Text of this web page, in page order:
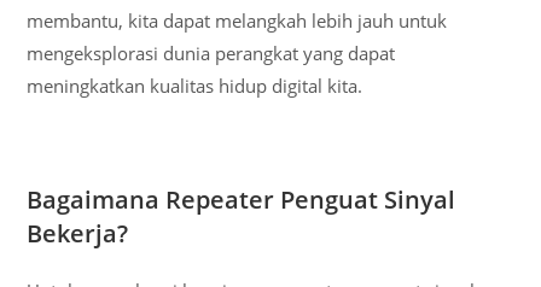
membantu, kita dapat melangkah lebih jauh untuk
mengeksplorasi dunia perangkat yang dapat
meningkatkan kualitas hidup digital kita.
Bagaimana Repeater Penguat Sinyal
Bekerja?